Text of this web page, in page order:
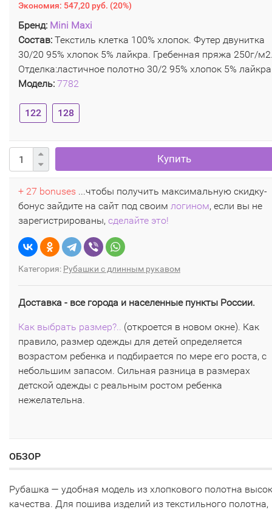
Экономия: 547,20 руб. (20%)
Бренд: Mini Maxi
Состав: Текстиль клетка 100% хлопок. Футер двунитка
30/20 95% хлопок 5% лайкра. Гребенная пряжа 250г/
Отделка:ластичное полотно 30/2 95% хлопок 5% лайкра
Модель: 7782
122 128
Купить
+ 27 bonuses ...чтобы получить максимальную скидку-
бонус зайдите на сайт под своим логином, если вы не
зарегистрированы, сделайте это!
Категория: Рубашки с длинным рукавом
Доставка - все города и населенные пункты России.
Как выбрать размер?.. (откроется в новом окне). Как
правило, размер одежды для детей определяется
возрастом ребенка и подбирается по мере его роста, с
небольшим запасом. Сильная разница в размерах
детской одежды с реальным ростом ребенка
нежелательна.
ОБЗОР
Рубашка — удобная модель из хлопкового полотна
качества. Для пошива изделий из текстильного полотна,